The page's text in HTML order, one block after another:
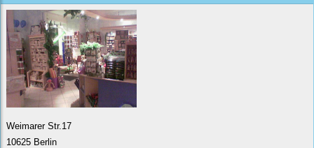
Weimarer Str.17
10625 Berlin